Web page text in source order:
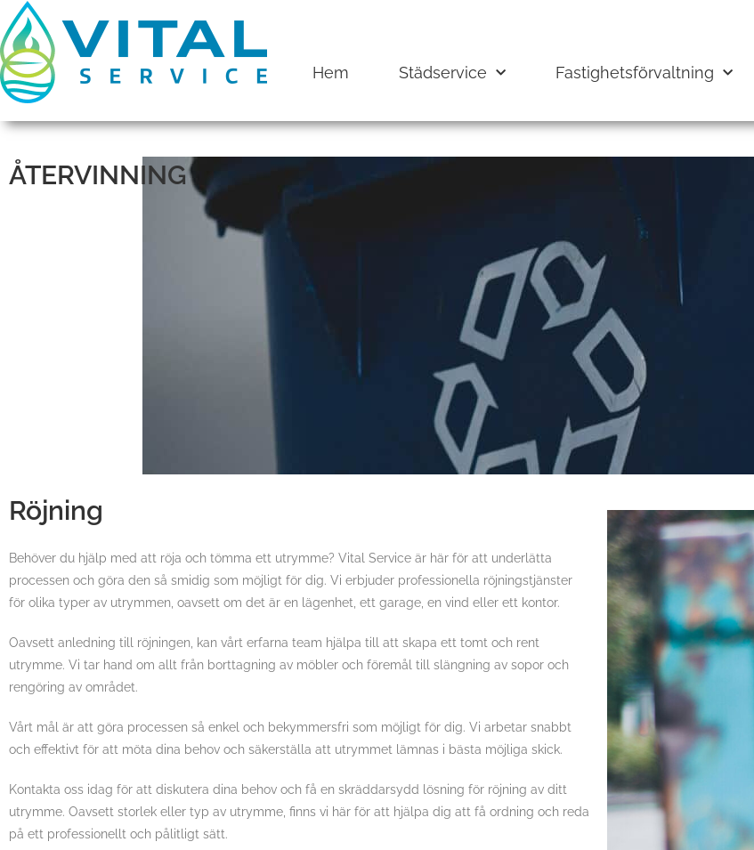
Hem Städservice Fastighetsförvaltning
ÅTERVINNING
Röjning
Behöver du hjälp med att röja och tömma ett utrymme? Vital Service är här för att underlätta
processen och göra den så smidig som möjligt för dig. Vi erbjuder professionella röjningstjänster
för olika typer av utrymmen, oavsett om det är en lägenhet, ett garage, en vind eller ett kontor.
Oavsett anledning till röjningen, kan vårt erfarna team hjälpa till att skapa ett tomt och rent
utrymme. Vi tar hand om allt från borttagning av möbler och föremål till slängning av sopor och
rengöring av området.
Vårt mål är att göra processen så enkel och bekymmersfri som möjligt för dig. Vi arbetar snabbt
och effektivt för att möta dina behov och säkerställa att utrymmet lämnas i bästa möjliga skick.
Kontakta oss idag för att diskutera dina behov och få en skräddarsydd lösning för röjning av ditt
utrymme. Oavsett storlek eller typ av utrymme, finns vi här för att hjälpa dig att få ordning och reda
på ett professionellt och pålitligt sätt.